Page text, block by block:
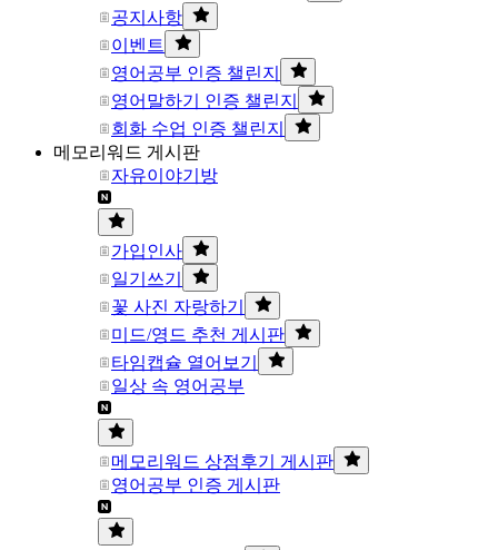
공지사항
이벤트
영어공부 인증 챌린지
영어말하기 인증 챌린지
회화 수업 인증 챌린지
메모리워드 게시판
자유이야기방
가입인사
일기쓰기
꽃 사진 자랑하기
미드/영드 추천 게시판
타임캡슐 열어보기
일상 속 영어공부
메모리워드 상점후기 게시판
영어공부 인증 게시판